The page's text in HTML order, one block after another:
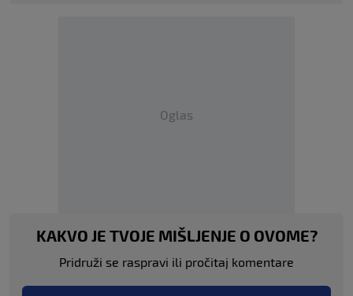
Oglas
KAKVO JE TVOJE MIŠLJENJE O OVOME?
Pridruži se raspravi ili pročitaj komentare